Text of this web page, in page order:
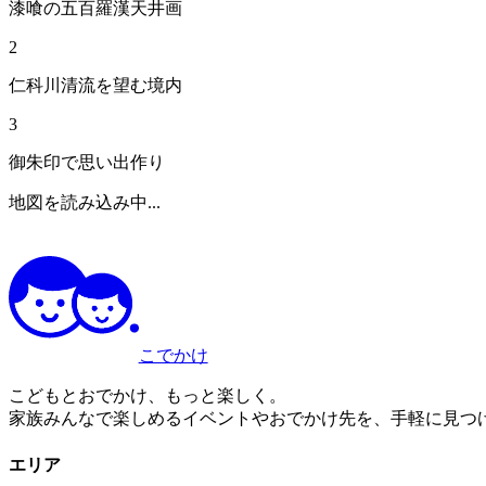
漆喰の五百羅漢天井画
2
仁科川清流を望む境内
3
御朱印で思い出作り
地図を読み込み中...
こでかけ
こどもとおでかけ、もっと楽しく。
家族みんなで楽しめるイベントやおでかけ先を、手軽に見つ
エリア